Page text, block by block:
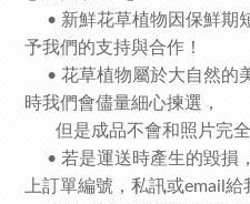
• 新鮮花草植物因保鮮期
予我們的支持與合作！
• 花草植物屬於大自然的
時我們會儘量細心揀選，
但是成品不會和照片完全
• 若是運送時產生的毀損
上訂單編號，私訊或email給